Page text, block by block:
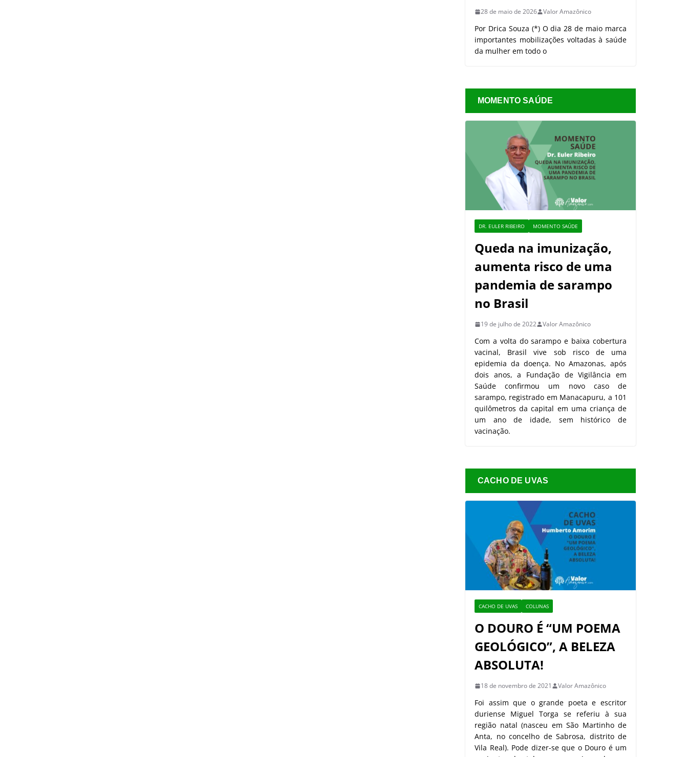
28 de maio de 2026 Valor Amazônico
Por Drica Souza (*) O dia 28 de maio marca
importantes mobilizações voltadas à saúde
da mulher em todo o
MOMENTO SAÚDE
DR. EULER RIBEIRO MOMENTO SAÚDE
Queda na imunização,
aumenta risco de uma
pandemia de sarampo
no Brasil
19 de julho de 2022 Valor Amazônico
Com a volta do sarampo e baixa cobertura
vacinal, Brasil vive sob risco de uma
epidemia da doença. No Amazonas, após
dois anos, a Fundação de Vigilância em
Saúde confirmou um novo caso de
sarampo, registrado em Manacapuru, a 101
quilômetros da capital em uma criança de
um ano de idade, sem histórico de
vacinação.
CACHO DE UVAS
CACHO DE UVAS COLUNAS
O DOURO É “UM POEMA
GEOLÓGICO”, A BELEZA
ABSOLUTA!
18 de novembro de 2021 Valor Amazônico
Foi assim que o grande poeta e escritor
duriense Miguel Torga se referiu à sua
região natal (nasceu em São Martinho de
Anta, no concelho de Sabrosa, distrito de
Vila Real). Pode dizer-se que o Douro é um